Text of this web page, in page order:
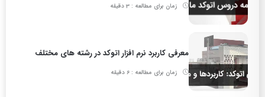
زمان برای مطالعه : 3 دقیقه
معرفی کاربرد نرم افزار اتوکد در رشته های مختلف
زمان برای مطالعه : 6 دقیقه